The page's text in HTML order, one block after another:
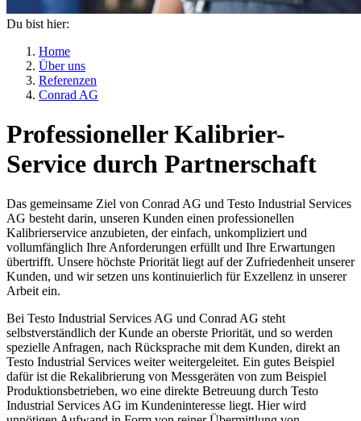
Du bist hier:
Home
Über uns
Referenzen
Conrad AG
Professioneller Kalibrier-
Service durch Partnerschaft
Das gemeinsame Ziel von Conrad AG und Testo Industrial Services
AG besteht darin, unseren Kunden einen professionellen
Kalibrierservice anzubieten, der einfach, unkompliziert und
vollumfänglich Ihre Anforderungen erfüllt und Ihre Erwartungen
übertrifft. Unsere höchste Priorität liegt auf der Zufriedenheit unserer
Kunden, und wir setzen uns kontinuierlich für Exzellenz in unserer
Arbeit ein.
Bei Testo Industrial Services AG und Conrad AG steht
selbstverständlich der Kunde an oberste Priorität, und so werden
spezielle Anfragen, nach Rücksprache mit dem Kunden, direkt an
Testo Industrial Services weiter weitergeleitet. Ein gutes Beispiel
dafür ist die Rekalibrierung von Messgeräten von zum Beispiel
Produktionsbetrieben, wo eine direkte Betreuung durch Testo
Industrial Services AG im Kundeninteresse liegt. Hier wird